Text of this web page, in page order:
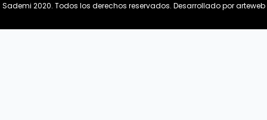
Sademi 2020. Todos los derechos reservados. Desarrollado por arteweb